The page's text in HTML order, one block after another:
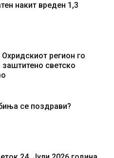
накит вреден 1,3
регион го
светско
се поздрави?